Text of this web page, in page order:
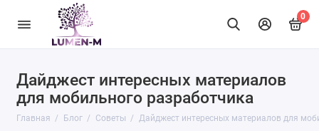
0
Дайджест интересных материалов
для мобильного разработчика
Главная Блог Советы Дайджест интересных материалов для